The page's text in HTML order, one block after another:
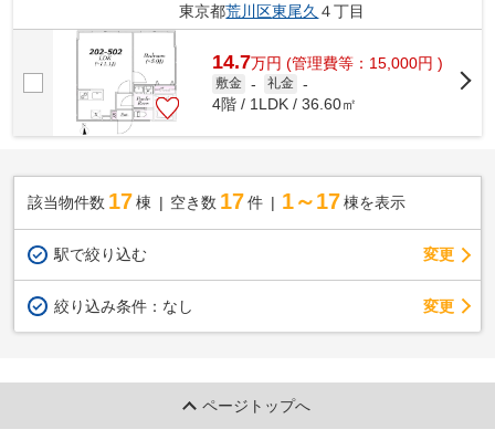
東京都荒川区東尾久 ４丁目
14.7万円 (管理費等：15,000円 )
敷金 - 礼金 -
4階 / 1LDK / 36.60㎡
該当物件数 17棟 空き数 17 件 1～17 棟を表示
駅で絞り込む 変更
絞り込み条件： なし 変更
ページトップへ